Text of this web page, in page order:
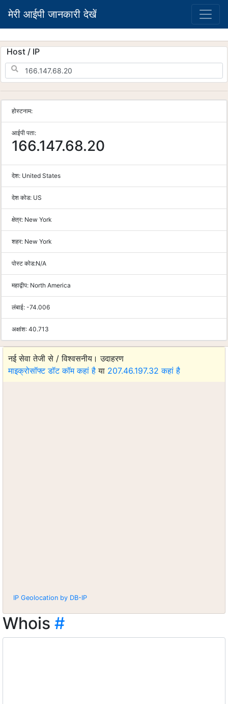
मेरी आईपी जानकारी देखें
Host / IP
होस्टनाम:
आईपी पता:
166.147.68.20
देश: United States
देश कोड: US
क्षेत्र: New York
शहर: New York
पोस्ट कोड:N/A
महाद्वीप: North America
लंबाई: -74.006
अक्षांश: 40.713
नई सेवा तेजी से / विश्वसनीय। उदाहरण
माइक्रोसॉफ्ट डॉट कॉम कहां है या 207.46.197.32 कहां है
IP Geolocation by DB-IP
Whois #